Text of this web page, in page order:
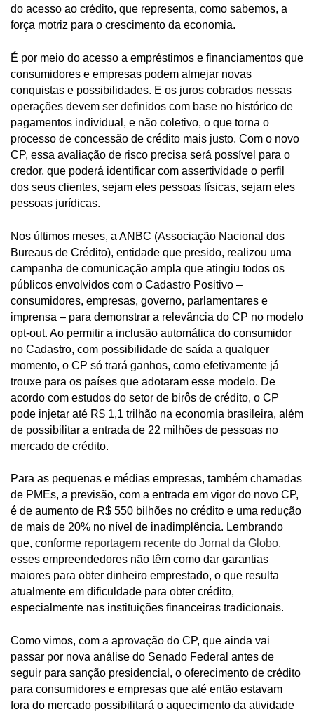
do acesso ao crédito, que representa, como sabemos, a
força motriz para o crescimento da economia.
É por meio do acesso a empréstimos e financiamentos que
consumidores e empresas podem almejar novas
conquistas e possibilidades. E os juros cobrados nessas
operações devem ser definidos com base no histórico de
pagamentos individual, e não coletivo, o que torna o
processo de concessão de crédito mais justo. Com o novo
CP, essa avaliação de risco precisa será possível para o
credor, que poderá identificar com assertividade o perfil
dos seus clientes, sejam eles pessoas físicas, sejam eles
pessoas jurídicas.
Nos últimos meses, a ANBC (Associação Nacional dos
Bureaus de Crédito), entidade que presido, realizou uma
campanha de comunicação ampla que atingiu todos os
públicos envolvidos com o Cadastro Positivo –
consumidores, empresas, governo, parlamentares e
imprensa – para demonstrar a relevância do CP no modelo
opt-out. Ao permitir a inclusão automática do consumidor
no Cadastro, com possibilidade de saída a qualquer
momento, o CP só trará ganhos, como efetivamente já
trouxe para os países que adotaram esse modelo. De
acordo com estudos do setor de birôs de crédito, o CP
pode injetar até R$ 1,1 trilhão na economia brasileira, além
de possibilitar a entrada de 22 milhões de pessoas no
mercado de crédito.
Para as pequenas e médias empresas, também chamadas
de PMEs, a previsão, com a entrada em vigor do novo CP,
é de aumento de R$ 550 bilhões no crédito e uma redução
de mais de 20% no nível de inadimplência. Lembrando
que, conforme reportagem recente do Jornal da Globo,
esses empreendedores não têm como dar garantias
maiores para obter dinheiro emprestado, o que resulta
atualmente em dificuldade para obter crédito,
especialmente nas instituições financeiras tradicionais.
Como vimos, com a aprovação do CP, que ainda vai
passar por nova análise do Senado Federal antes de
seguir para sanção presidencial, o oferecimento de crédito
para consumidores e empresas que até então estavam
fora do mercado possibilitará o aquecimento da atividade